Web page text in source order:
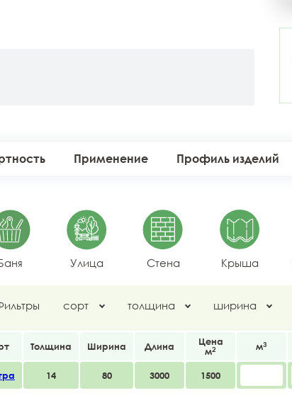
Применение Профиль изделий
Улица Стена Крыша
сорт толщина ширина
Толщина Ширина Длина
Цена
м2 м3
14 80 3000 1500